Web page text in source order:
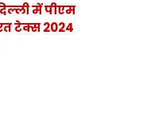
में पीएम
टेक्स 2024